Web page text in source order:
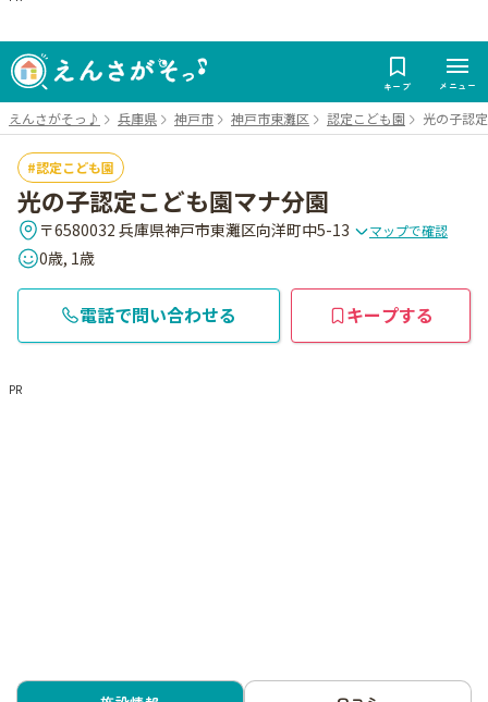
キープ メニュー
えんさがそっ♪ 兵庫県 神戸市 神戸市東灘区 認定こども園 光の子認
認定こども園
光の子認定こども園マナ分園
〒6580032 兵庫県神戸市東灘区向洋町中5-13 マップで確認
0歳, 1歳
電話で問い合わせる キープする
PR